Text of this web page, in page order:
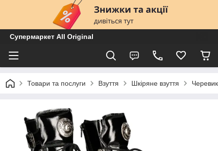
Супермаркет All Original
Товари та послуги Взуття Шкіряне взуття